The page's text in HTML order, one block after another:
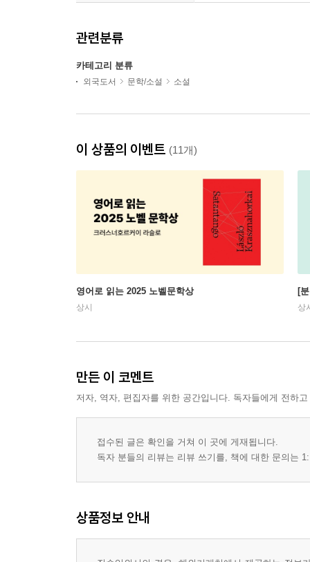
관련분류
카테고리 분류
외국도서 문학/소설 소설
이 상품의 이벤트 (11개)
영어로 읽는 2025 노벨문학상
상시
[
상
만든 이 코멘트
저자, 역자, 편집자를 위한 공간입니다. 독자들에게 전하
접수된 글은 확인을 거쳐 이 곳에 게재됩니다.
독자 분들의 리뷰는 리뷰 쓰기를, 책에 대한 문의는
상품정보 안내